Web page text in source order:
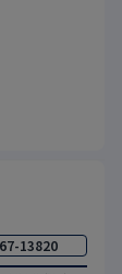
13820